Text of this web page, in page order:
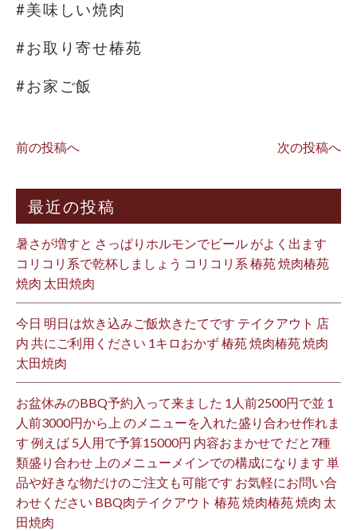
#美味しい焼肉
#お取り寄せ椿苑
#お家ご飯
前の投稿へ 次の投稿へ
最近の投稿
暑さが増すと さっぱりホルモンでビール がよく出ます
コリコリ系で乾杯しましょう コリコリ系 椿苑 焼肉椿苑
焼肉 太田焼肉
今日 明日は炊き込みご飯炊きたてです テイクアウト 店
内 共にご利用ください 1キロおかず 椿苑 焼肉椿苑 焼肉
太田焼肉
お盆休みのBBQ予約入って来ました 1人前2500円で並 1
人前3000円から上 のメニューを入れた盛り合わせ作れま
す 例えば 5人用で予算15000円 内容おまかせで だと7種
類盛り合わせ 上のメニューメインでの構成になります 単
品や好きな物だけのご注文も可能です お気軽にお問い合
わせください BBQ肉テイクアウト 椿苑 焼肉椿苑 焼肉 太
田焼肉